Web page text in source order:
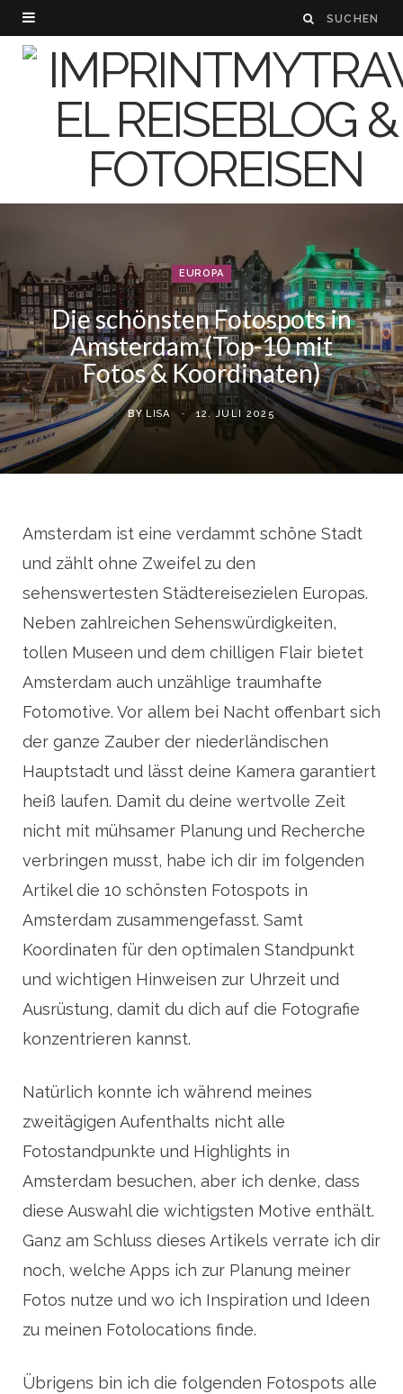
EUROPA
Die schönsten Fotospots in
Amsterdam (Top-10 mit
Fotos & Koordinaten)
BY LISA 12. JULI 2025
Amsterdam ist eine verdammt schöne Stadt
und zählt ohne Zweifel zu den
sehenswertesten Städtereisezielen Europas.
Neben zahlreichen Sehenswürdigkeiten,
tollen Museen und dem chilligen Flair bietet
Amsterdam auch unzählige traumhafte
Fotomotive. Vor allem bei Nacht offenbart sich
der ganze Zauber der niederländischen
Hauptstadt und lässt deine Kamera garantiert
heiß laufen. Damit du deine wertvolle Zeit
nicht mit mühsamer Planung und Recherche
verbringen musst, habe ich dir im folgenden
Artikel die 10 schönsten Fotospots in
Amsterdam zusammengefasst. Samt
Koordinaten für den optimalen Standpunkt
und wichtigen Hinweisen zur Uhrzeit und
Ausrüstung, damit du dich auf die Fotografie
konzentrieren kannst.
Natürlich konnte ich während meines
zweitägigen Aufenthalts nicht alle
Fotostandpunkte und Highlights in
Amsterdam besuchen, aber ich denke, dass
diese Auswahl die wichtigsten Motive enthält.
Ganz am Schluss dieses Artikels verrate ich dir
noch, welche Apps ich zur Planung meiner
Fotos nutze und wo ich Inspiration und Ideen
zu meinen Fotolocations finde.
Übrigens bin ich die folgenden Fotospots alle